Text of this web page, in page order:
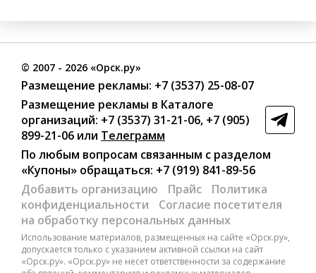
© 2007 - 2026 «Орск.ру»
Размещение рекламы: +7 (3537) 25-08-07
Размещение рекламы в Каталоге
организаций: +7 (3537) 31-21-06, +7 (905)
899-21-06 или Телеграмм
По любым вопросам связанным с разделом
«Купоны» обращаться: +7 (919) 841-89-56
Добавить организацию
Прайс
Политика
конфиденциальности
Согласие посетителя
на обработку персональных данных
Использование материалов, размещенных на сайте «Орск.ру»,
допускается только с указанием активной ссылки на сайт
«Орск.ру». «Орск.ру» не несет ответственности за содержание